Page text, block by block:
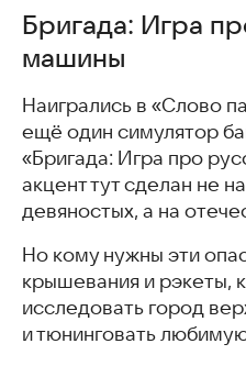
Бригада: Игра
машины
Наигрались в «Слово
ещё один симулятор
«Бригада: Игра про
акцент тут сделан не
девяностых, а на
Но кому нужны эти
крышевания и рэкеты,
исследовать город
и тюнинговать